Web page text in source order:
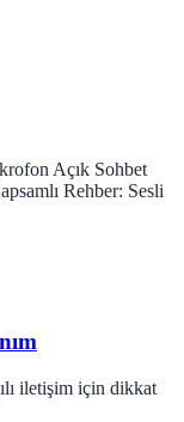
Açık Sohbet
Rehber: Sesli
iletişim için dikkat